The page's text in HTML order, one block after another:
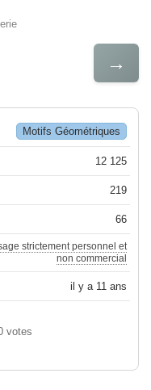
→
Motifs Géométriques
12 125
219
66
strictement personnel et
non commercial
il y a 11 ans
pas
votes